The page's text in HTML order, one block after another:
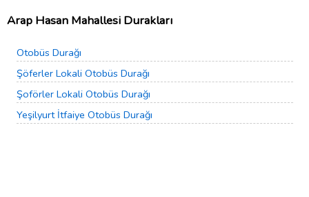
Arap Hasan Mahallesi Durakları
Otobüs Durağı
Şöferler Lokali Otobüs Durağı
Şoförler Lokali Otobüs Durağı
Yeşilyurt İtfaiye Otobüs Durağı